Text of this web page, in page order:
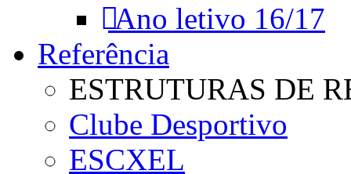
Ano letivo 16/17
Referência
ESTRUTURAS DE
Clube Desportivo
ESCXEL